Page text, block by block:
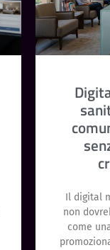
Il digital
non
come